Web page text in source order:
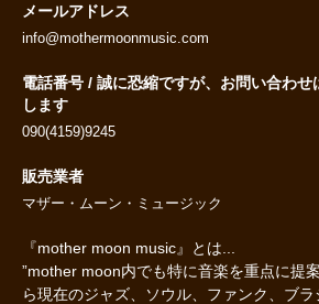
メールアドレス
info@mothermoonmusic.com
電話番号 / 誠に恐縮ですが、お問い合わせ
します
090(4159)9245
販売業者
マザー・ムーン・ミュージック
『mother moon music』とは...
”mother moon内でも特に音楽を重点に提
ら現在のジャズ、ソウル、ファンク、ブ